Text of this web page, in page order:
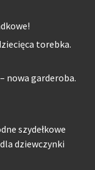
torebka.
nowa garderoba.
szydełkowe
dziewczynki